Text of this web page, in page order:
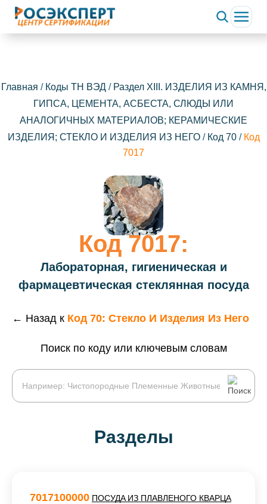
Главная / Коды ТН ВЭД/ Раздел XIII. ИЗДЕЛИЯ ИЗ КАМНЯ,
ГИПСА, ЦЕМЕНТА, АСБЕСТА, СЛЮДЫ ИЛИ
АНАЛОГИЧНЫХ МАТЕРИАЛОВ; КЕРАМИЧЕСКИЕ
ИЗДЕЛИЯ; СТЕКЛО И ИЗДЕЛИЯ ИЗ НЕГО / Код 70 / Код
7017
Код 7017:
Лабораторная, гигиеническая и
фармацевтическая стеклянная посуда
← Назад к Код 70: Стекло И Изделия Из Него
Поиск по коду или ключевым словам
Разделы
7017100000 ПОСУДA ИЗ ПЛАВЛЕНОГО КВАРЦА